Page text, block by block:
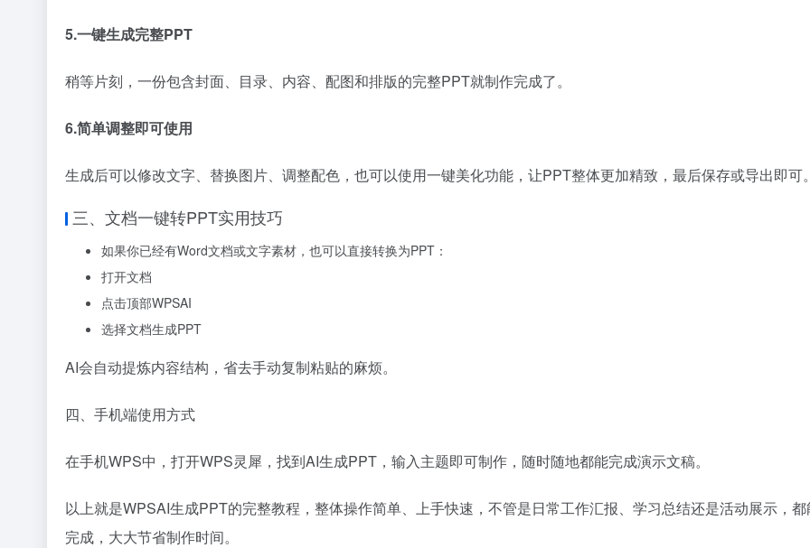
5.一键生成完整PPT
稍等片刻，一份包含封面、目录、内容、配图和排版的完整PPT就制作完成了。
6.简单调整即可使用
生成后可以修改文字、替换图片、调整配色，也可以使用一键美化功能，让PPT整体更加精致，最后保存或导出即可
三、文档一键转PPT实用技巧
如果你已经有Word文档或文字素材，也可以直接转换为PPT：
打开文档
点击顶部WPSAI
选择文档生成PPT
AI会自动提炼内容结构，省去手动复制粘贴的麻烦。
四、手机端使用方式
在手机WPS中，打开WPS灵犀，找到AI生成PPT，输入主题即可制作，随时随地都能完成演示文稿。
以上就是WPSAI生成PPT的完整教程，整体操作简单、上手快速，不管是日常工作汇报、学习总结还是活动展示，
完成，大大节省制作时间。